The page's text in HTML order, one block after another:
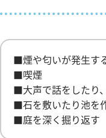
■煙や匂いが発生す
■喫煙
■大声で話をしたり
■石を敷いたり池を
■庭を深く掘り返す